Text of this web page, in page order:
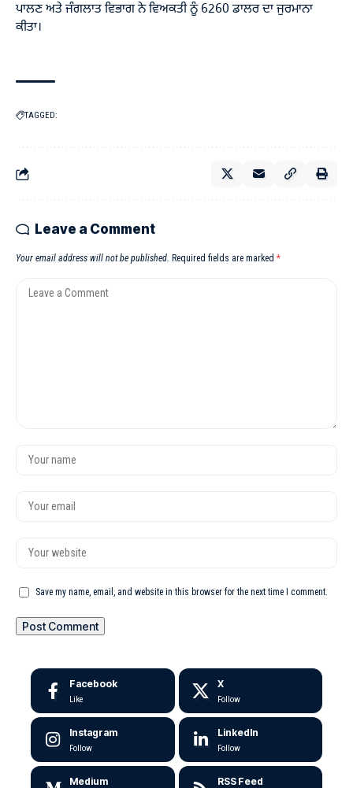
ਪਾਲਣ ਅਤੇ ਜੰਗਲਾਤ ਵਿਭਾਗ ਨੇ ਵਿਅਕਤੀ ਨੂੰ 6260 ਡਾਲਰ ਦਾ ਜੁਰਮਾਨਾ
ਕੀਤਾ।
TAGGED:
Leave a Comment
Your email address will not be published. Required fields are marked *
Save my name, email, and website in this browser for the next time I comment.
Facebook
Like
X
Follow
Instagram
Follow
LinkedIn
Follow
Medium RSS Feed